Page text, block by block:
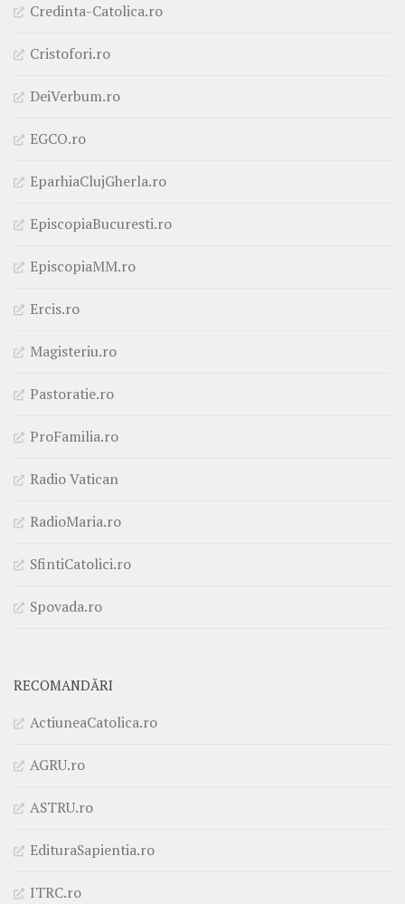
Credinta-Catolica.ro
Cristofori.ro
DeiVerbum.ro
EGCO.ro
EparhiaClujGherla.ro
EpiscopiaBucuresti.ro
EpiscopiaMM.ro
Ercis.ro
Magisteriu.ro
Pastoratie.ro
ProFamilia.ro
Radio Vatican
RadioMaria.ro
SfintiCatolici.ro
Spovada.ro
RECOMANDĂRI
ActiuneaCatolica.ro
AGRU.ro
ASTRU.ro
EdituraSapientia.ro
ITRC.ro